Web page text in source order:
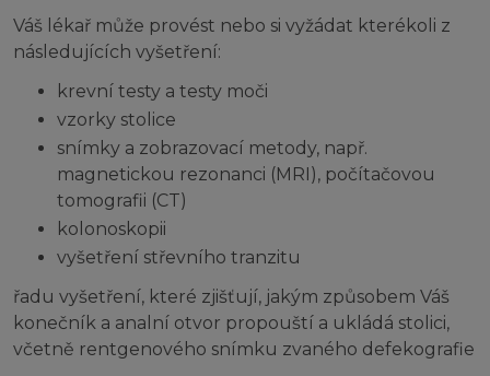
Váš lékař může provést nebo si vyžádat kterékoli z
následujících vyšetření:
krevní testy a testy moči
vzorky stolice
snímky a zobrazovací metody, např.
magnetickou rezonanci (MRI), počítačovou
tomografii (CT)
kolonoskopii
vyšetření střevního tranzitu
řadu vyšetření, které zjišťují, jakým způsobem Váš
konečník a analní otvor propouští a ukládá stolici,
včetně rentgenového snímku zvaného defekografie